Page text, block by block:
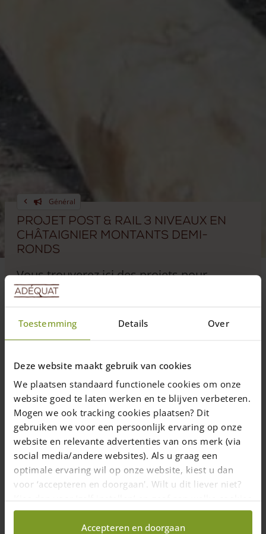
Toestemming Details Over
Deze website maakt gebruik van cookies
We plaatsen standaard functionele cookies om onze
website goed te laten werken en te blijven verbeteren.
Mogen we ook tracking cookies plaatsen? Dit
gebruiken we voor een persoonlijk ervaring op onze
website en relevante advertenties van ons merk (via
social media/andere websites). Als u graag een
optimale ervaring wil op onze website, kiest u dan
voor ‘accepteren en doorgaan'. Wilt u dit liever niet?
Kies dan voor ‘zelf instellen’ en geef aan welke cookies
wij wel mogen verzamelen.
Accepteren en doorgaan
Général
Projet Post & Rail 3 niveaux en
châtaignier montants demi-
ronds
Vous trouverez ici des projets pour
lesquels des montants demi-ronds ont été
utilisés pour notre clôture Post & Rail 3
niveaux.
5 juin 2017 —Rachel
1 min read